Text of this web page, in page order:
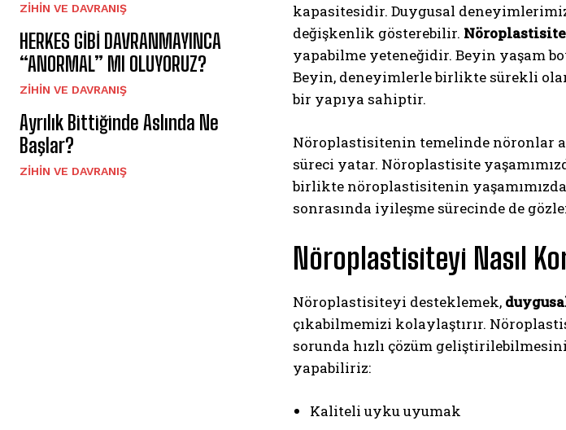
ABONE
Gizlilik politikasınıokudum,
⁠ZIHIN VE DAVRANIŞ
HERKES GİBİ DAVRANMAYINCA
“ANORMAL” MI OLUYORUZ?
⁠ZIHIN VE DAVRANIŞ
Ayrılık Bittiğinde Aslında Ne
Başlar?
⁠ZIHIN VE DAVRANIŞ
kapasitesidir. Duygusal
değişkenlik gösterebilir. Nöroplastisite
yapabilme yeteneğidir. Beyin yaşam
Beyin, deneyimlerle birlikte sürekli
bir yapıya sahiptir.
Nöroplastisitenin temelinde nöronlar
süreci yatar. Nöroplastisite
birlikte nöroplastisitenin
sonrasında iyileşme sürecinde de
Nöroplastisiteyi Nasıl
Nöroplastisiteyi desteklemek,
çıkabilmemizi kolaylaştırır.
sorunda hızlı çözüm
yapabiliriz:
Kaliteli uyku uyumak